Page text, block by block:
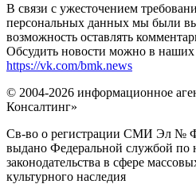
В связи с ужесточением
персональных данных мы были
возможность оставлять
Обсудить новости можно в наших
https://vk.com/bmk.news
© 2004-2026 информационное
Консалтинг»
Св-во о регистрации СМИ Эл №
выдано Федеральной службой по
законодательства в сфере
культурного наследия